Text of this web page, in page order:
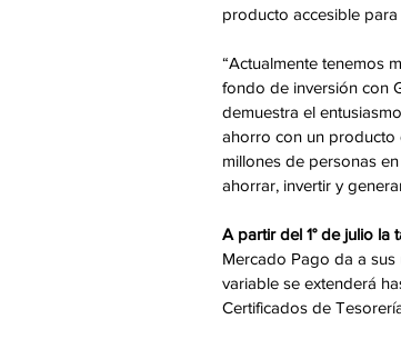
producto accesible
“Actualmente tenemos
fondo de inversión con
demuestra el
ahorro con un producto
millones de personas
ahorrar, invertir y
A partir del 1° de julio la
Mercado Pago da a
variable se extenderá
Certificados de